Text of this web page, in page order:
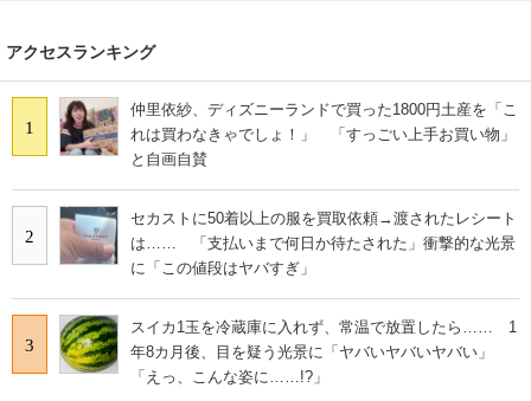
アクセスランキング
1
仲里依紗、ディズニーランドで買った1800円土産を「こ
れは買わなきゃでしょ！」 「すっごい上手お買い物」
と自画自賛
2
セカストに50着以上の服を買取依頼→渡されたレシート
は…… 「支払いまで何日か待たされた」衝撃的な光景
に「この値段はヤバすぎ」
3
スイカ1玉を冷蔵庫に入れず、常温で放置したら…… 1
年8カ月後、目を疑う光景に「ヤバいヤバいヤバい」
「えっ、こんな姿に……!?」